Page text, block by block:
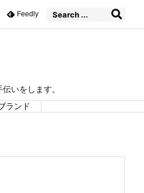
いをします。
ランド
Feedly